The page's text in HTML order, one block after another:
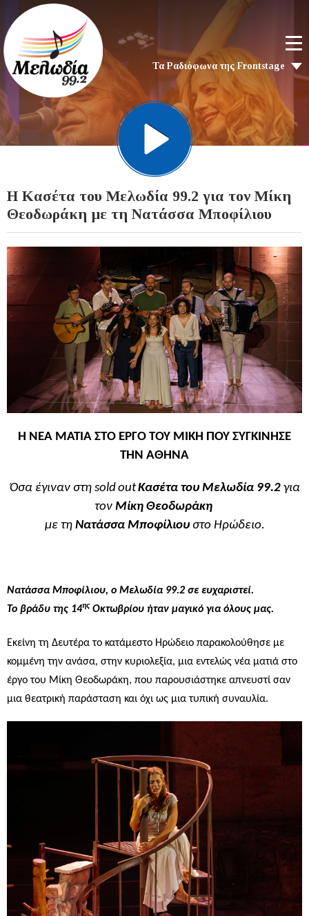
Τα Ραδιόφωνα της Frontstage
Η Κασέτα του Μελωδία 99.2 για τον Μίκη
Θεοδωράκη με τη Νατάσσα Μποφίλιου
Η ΝΕΑ ΜΑΤΙΑ ΣΤΟ ΕΡΓΟ ΤΟΥ ΜΙΚΗ ΠΟΥ ΣΥΓΚΙΝΗΣΕ
ΤΗΝ ΑΘΗΝΑ
Όσα έγιναν στη soldoutΚασέτα του Μελωδία 99.2 για
τον Μίκη Θεοδωράκη
με τη Νατάσσα Μποφίλιουστο Ηρώδειο.
Νατάσσα Μποφίλιου, ο Μελωδία 99.2 σε ευχαριστεί.
Το βράδυ της 14ης Οκτωβρίου ήταν μαγικό για όλους μας.
Εκείνη τη Δευτέρα το κατάμεστο Ηρώδειο παρακολούθησε με
κομμένη την ανάσα, στην κυριολεξία, μια εντελώς νέα ματιά στο
έργο του Μίκη Θεοδωράκη, που παρουσιάστηκε απνευστί σαν
μια θεατρική παράσταση και όχι ως μια τυπική συναυλία.